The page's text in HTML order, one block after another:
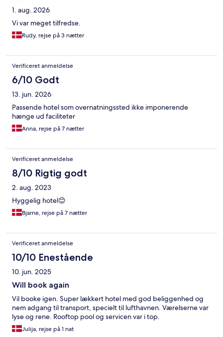
1. aug. 2026
Vi var meget tilfredse.
Rudy, rejse på 3 nætter
Verificeret anmeldelse
6/10 Godt
13. jun. 2026
Passende hotel som overnatningssted ikke imponerende
hænge ud faciliteter
Anna, rejse på 7 nætter
Verificeret anmeldelse
8/10 Rigtig godt
2. aug. 2023
Hyggelig hotel😊
Bjarne, rejse på 7 nætter
Verificeret anmeldelse
10/10 Enestående
10. jun. 2025
Will book again
Vil booke igen. Super lækkert hotel med god beliggenhed og
nem adgang til transport, specielt til lufthavnen. Værelserne var
lyse og rene. Rooftop pool og servicen var i top.
Julija, rejse på 1 nat